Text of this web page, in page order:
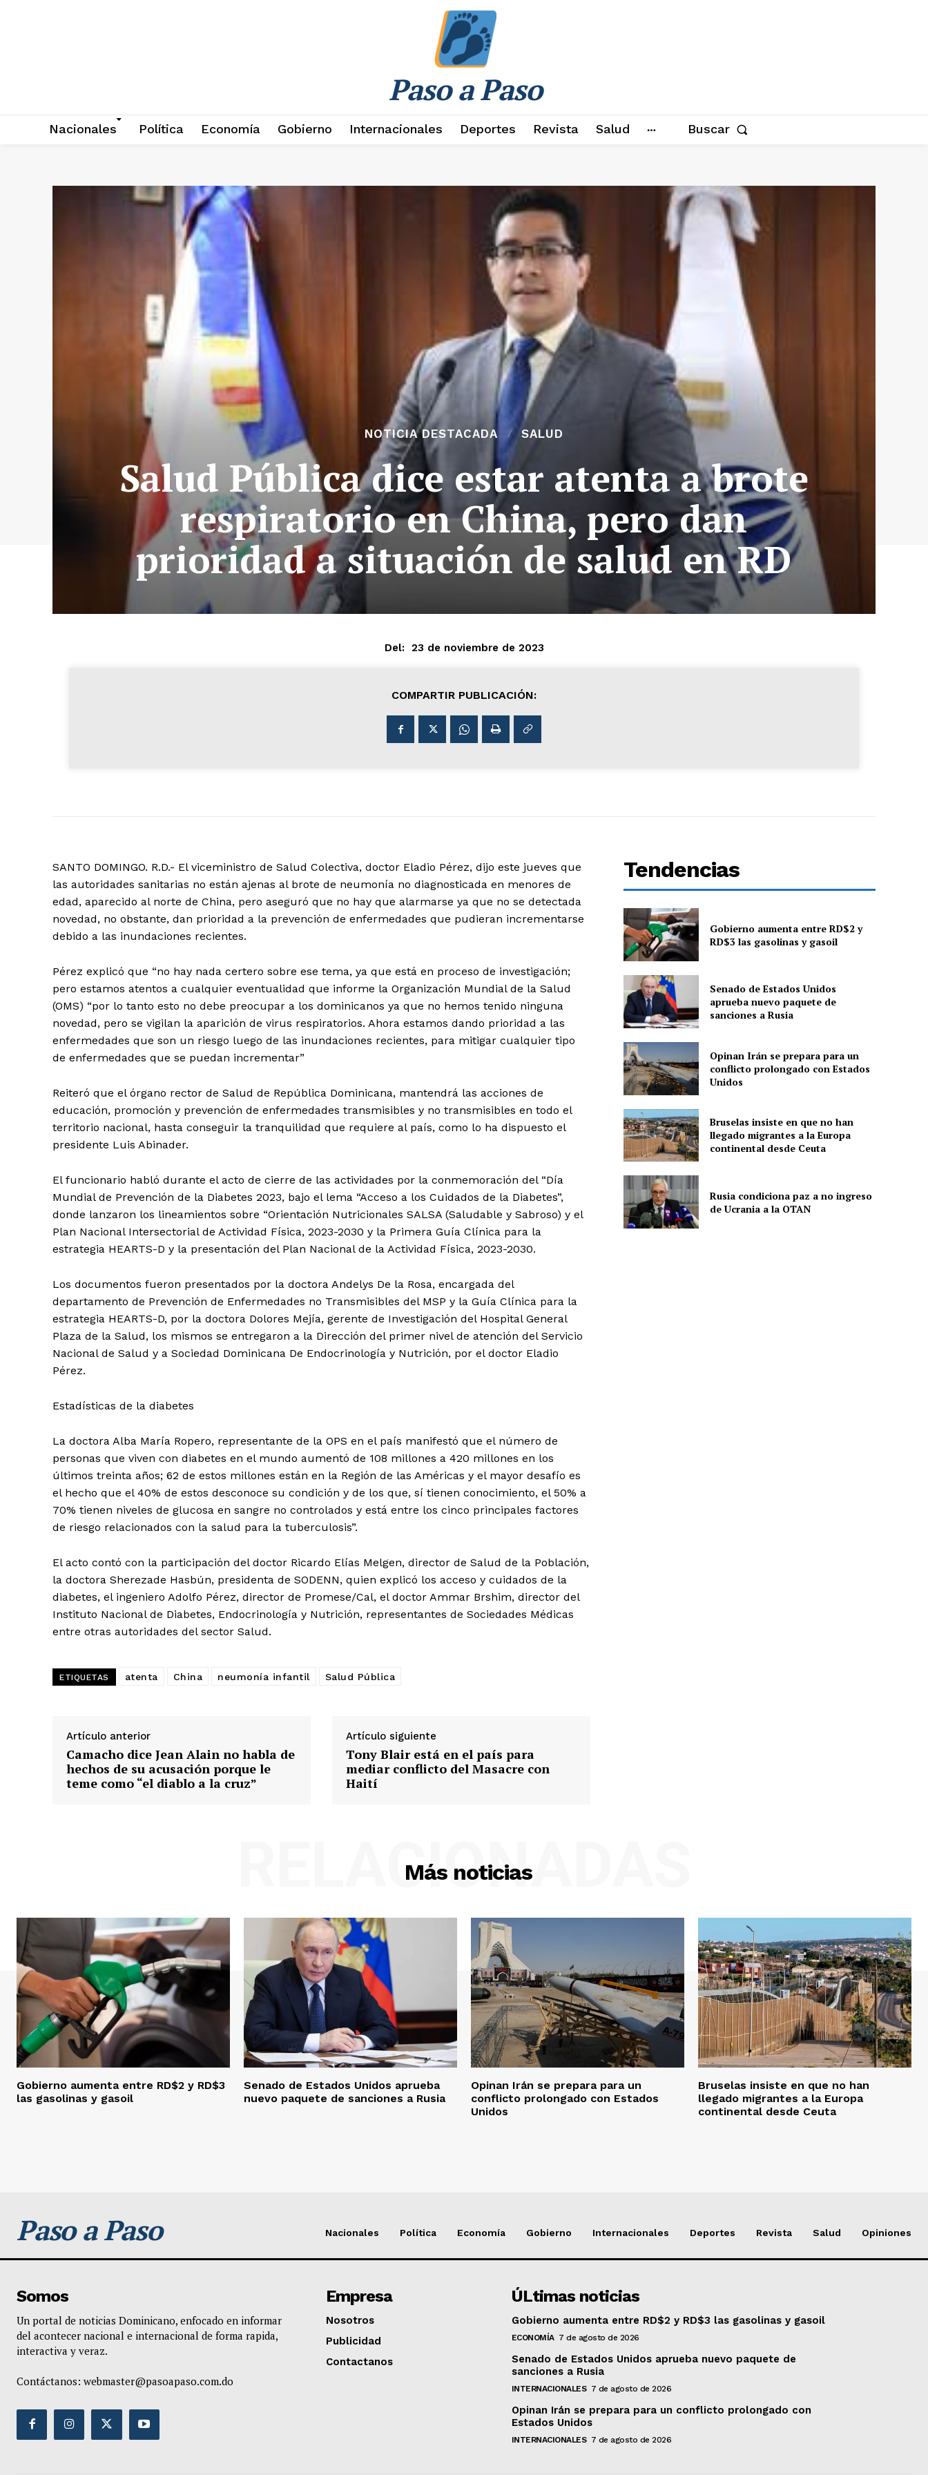
Paso a Paso
Nacionales Política Economía Gobierno Internacionales Deportes Revista Salud Buscar
NOTICIA DESTACADA SALUD
Salud Pública dice estar atenta a brote
respiratorio en China, pero dan
prioridad a situación de salud en RD
Del: 23 de noviembre de 2023
COMPARTIR PUBLICACIÓN:
SANTO DOMINGO. R.D.- El viceministro de Salud Colectiva, doctor Eladio Pérez, dijo este jueves que
las autoridades sanitarias no están ajenas al brote de neumonía no diagnosticada en menores de
edad, aparecido al norte de China, pero aseguró que no hay que alarmarse ya que no se detectada
novedad, no obstante, dan prioridad a la prevención de enfermedades que pudieran incrementarse
debido a las inundaciones recientes.
Pérez explicó que “no hay nada certero sobre ese tema, ya que está en proceso de investigación;
pero estamos atentos a cualquier eventualidad que informe la Organización Mundial de la Salud
(OMS) “por lo tanto esto no debe preocupar a los dominicanos ya que no hemos tenido ninguna
novedad, pero se vigilan la aparición de virus respiratorios. Ahora estamos dando prioridad a las
enfermedades que son un riesgo luego de las inundaciones recientes, para mitigar cualquier tipo
de enfermedades que se puedan incrementar”
Reiteró que el órgano rector de Salud de República Dominicana, mantendrá las acciones de
educación, promoción y prevención de enfermedades transmisibles y no transmisibles en todo el
territorio nacional, hasta conseguir la tranquilidad que requiere al país, como lo ha dispuesto el
presidente Luis Abinader.
El funcionario habló durante el acto de cierre de las actividades por la conmemoración del “Día
Mundial de Prevención de la Diabetes 2023, bajo el lema “Acceso a los Cuidados de la Diabetes”,
donde lanzaron los lineamientos sobre “Orientación Nutricionales SALSA (Saludable y Sabroso) y el
Plan Nacional Intersectorial de Actividad Física, 2023-2030 y la Primera Guía Clínica para la
estrategia HEARTS-D y la presentación del Plan Nacional de la Actividad Física, 2023-2030.
Los documentos fueron presentados por la doctora Andelys De la Rosa, encargada del
departamento de Prevención de Enfermedades no Transmisibles del MSP y la Guía Clínica para la
estrategia HEARTS-D, por la doctora Dolores Mejía, gerente de Investigación del Hospital General
Plaza de la Salud, los mismos se entregaron a la Dirección del primer nivel de atención del Servicio
Nacional de Salud y a Sociedad Dominicana De Endocrinología y Nutrición, por el doctor Eladio
Pérez.
Estadísticas de la diabetes
La doctora Alba María Ropero, representante de la OPS en el país manifestó que el número de
personas que viven con diabetes en el mundo aumentó de 108 millones a 420 millones en los
últimos treinta años; 62 de estos millones están en la Región de las Américas y el mayor desafío es
el hecho que el 40% de estos desconoce su condición y de los que, sí tienen conocimiento, el 50% a
70% tienen niveles de glucosa en sangre no controlados y está entre los cinco principales factores
de riesgo relacionados con la salud para la tuberculosis”.
El acto contó con la participación del doctor Ricardo Elías Melgen, director de Salud de la Población,
la doctora Sherezade Hasbún, presidenta de SODENN, quien explicó los acceso y cuidados de la
diabetes, el ingeniero Adolfo Pérez, director de Promese/Cal, el doctor Ammar Brshim, director del
Instituto Nacional de Diabetes, Endocrinología y Nutrición, representantes de Sociedades Médicas
entre otras autoridades del sector Salud.
ETIQUETAS atenta China neumonía infantil Salud Pública
Artículo anterior
Camacho dice Jean Alain no habla de
hechos de su acusación porque le
teme como “el diablo a la cruz”
Artículo siguiente
Tony Blair está en el país para
mediar conflicto del Masacre con
Haití
Tendencias
Gobierno aumenta entre RD$2 y
RD$3 las gasolinas y gasoil
Senado de Estados Unidos
aprueba nuevo paquete de
sanciones a Rusia
Opinan Irán se prepara para un
conflicto prolongado con Estados
Unidos
Bruselas insiste en que no han
llegado migrantes a la Europa
continental desde Ceuta
Rusia condiciona paz a no ingreso
de Ucrania a la OTAN
Más noticias
RELACIONADAS
Gobierno aumenta entre RD$2 y RD$3
las gasolinas y gasoil
Senado de Estados Unidos aprueba
nuevo paquete de sanciones a Rusia
Opinan Irán se prepara para un
conflicto prolongado con Estados
Unidos
Bruselas insiste en que no han
llegado migrantes a la Europa
continental desde Ceuta
Paso a Paso Nacionales Política Economía Gobierno Internacionales Deportes Revista Salud Opiniones
Somos
Un portal de noticias Dominicano, enfocado en informar
del acontecer nacional e internacional de forma rapida,
interactiva y veraz.
Contáctanos: webmaster@pasoapaso.com.do
Empresa
Nosotros
Publicidad
Contactanos
ÚLtimas noticias
Gobierno aumenta entre RD$2 y RD$3 las gasolinas y gasoil
ECONOMÍA 7 de agosto de 2026
Senado de Estados Unidos aprueba nuevo paquete de
sanciones a Rusia
INTERNACIONALES 7 de agosto de 2026
Opinan Irán se prepara para un conflicto prolongado con
Estados Unidos
INTERNACIONALES 7 de agosto de 2026